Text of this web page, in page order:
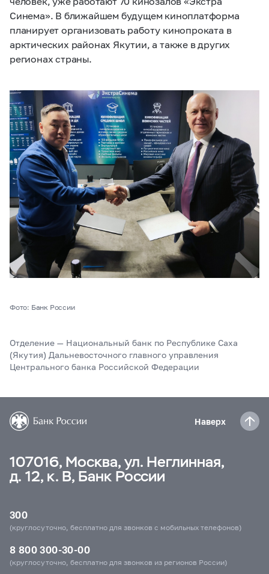
Синема». В ближайшем будущем киноплатформа
планирует организовать работу кинопроката в
арктических районах Якутии, а также в других
регионах страны.
Фото: Банк России
Отделение — Национальный банк по Республике Саха
(Якутия) Дальневосточного главного управления
Центрального банка Российской Федерации
Наверх
107016, Москва, ул. Неглинная,
д. 12, к. В, Банк России
300
(круглосуточно, бесплатно для звонков с мобильных телефонов)
8 800 300-30-00
(круглосуточно, бесплатно для звонков из регионов России)